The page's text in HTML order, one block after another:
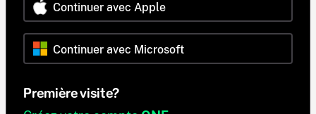
Continuer avec Apple
Continuer avec Microsoft
Première visite?